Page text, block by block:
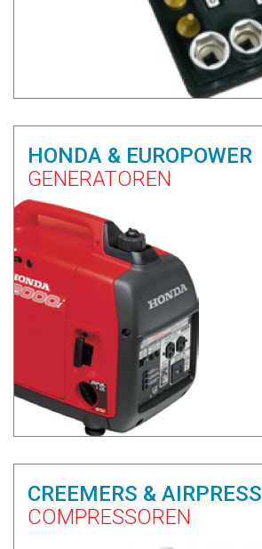
HONDA & EUROPOWER
GENERATOREN
CREEMERS & AIRPRESS
COMPRESSOREN